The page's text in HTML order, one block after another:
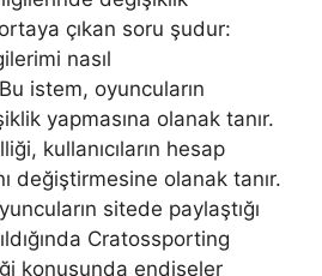
çıkan soru şudur:
nasıl
istem, oyuncuların
yapmasına olanak tanır.
kullanıcıların hesap
değiştirmesine olanak tanır.
sitede paylaştığı
Cratossporting
konusunda endişeler